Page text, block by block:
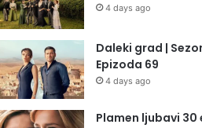
4 days ago
Daleki grad |
Epizoda 69
4 days ago
Plamen ljubavi 30